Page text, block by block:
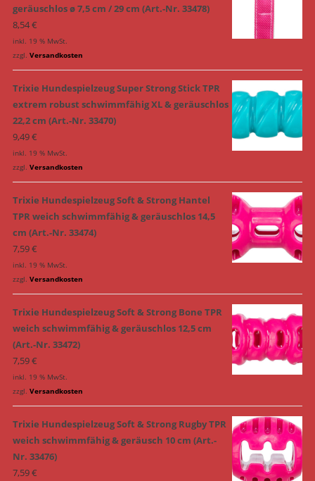
geräuschlos ø 7,5 cm / 29 cm (Art.-Nr. 33478)
8,54€
inkl. 19 % MwSt.
zzgl. Versandkosten
Trixie Hundespielzeug Super Strong Stick TPR
extrem robust schwimmfähig XL & geräuschlos
22,2 cm (Art.-Nr. 33470)
9,49€
inkl. 19 % MwSt.
zzgl. Versandkosten
Trixie Hundespielzeug Soft & Strong Hantel
TPR weich schwimmfähig & geräuschlos 14,5
cm (Art.-Nr. 33474)
7,59€
inkl. 19 % MwSt.
zzgl. Versandkosten
Trixie Hundespielzeug Soft & Strong Bone TPR
weich schwimmfähig & geräuschlos 12,5 cm
(Art.-Nr. 33472)
7,59€
inkl. 19 % MwSt.
zzgl. Versandkosten
Trixie Hundespielzeug Soft & Strong Rugby TPR
weich schwimmfähig & geräusch 10 cm (Art.-
Nr. 33476)
7,59€